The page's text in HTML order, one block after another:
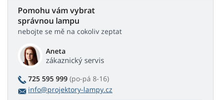
Pomohu vám vybrat
správnou lampu
nebojte se mě na cokoliv zeptat
Aneta
zákaznický servis
725 595 999 (po-pá 8-16)
info@projektory-lampy.cz